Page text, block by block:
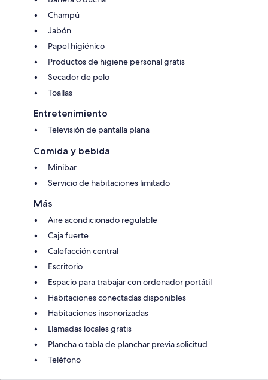
Champú
Jabón
Papel higiénico
Productos de higiene personal gratis
Secador de pelo
Toallas
Entretenimiento
Televisión de pantalla plana
Comida y bebida
Minibar
Servicio de habitaciones limitado
Más
Aire acondicionado regulable
Caja fuerte
Calefacción central
Escritorio
Espacio para trabajar con ordenador portátil
Habitaciones conectadas disponibles
Habitaciones insonorizadas
Llamadas locales gratis
Plancha o tabla de planchar previa solicitud
Teléfono